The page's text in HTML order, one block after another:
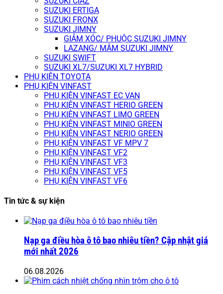
SUZUKI ERTIGA
SUZUKI FRONX
SUZUKI JIMNY
GIẢM XÓC/ PHUỘC SUZUKI JIMNY
LAZANG/ MÂM SUZUKI JIMNY
SUZUKI SWIFT
SUZUKI XL7/SUZUKI XL7 HYBRID
PHỤ KIỆN TOYOTA
PHỤ KIỆN VINFAST
PHỤ KIỆN VINFAST EC VAN
PHỤ KIỆN VINFAST HERIO GREEN
PHỤ KIỆN VINFAST LIMO GREEN
PHỤ KIỆN VINFAST MINIO GREEN
PHỤ KIỆN VINFAST NERIO GREEN
PHỤ KIỆN VINFAST VF MPV 7
PHỤ KIỆN VINFAST VF2
PHỤ KIỆN VINFAST VF3
PHỤ KIỆN VINFAST VF5
PHỤ KIỆN VINFAST VF6
Tin tức & sự kiện
Nạp ga điều hòa ô tô bao nhiêu tiền? Cập nhật giá
mới nhất 2026
06.08.2026